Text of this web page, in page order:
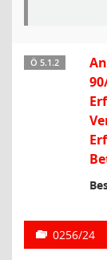
Ö 5.1.2
0256/24